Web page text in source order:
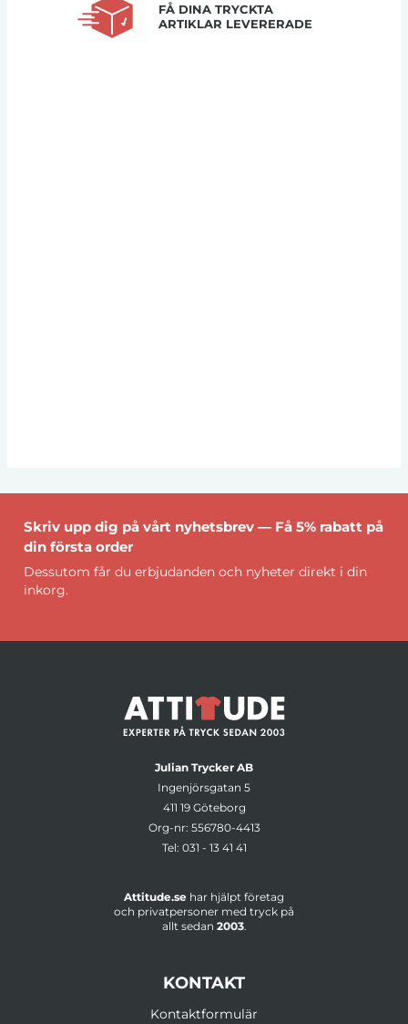
FÅ DINA TRYCKTA
ARTIKLAR LEVERERADE
Skriv upp dig på vårt nyhetsbrev — Få 5% rabatt på
din första order
Dessutom får du erbjudanden och nyheter direkt i din
inkorg.
Julian Trycker AB
Ingenjörsgatan 5
411 19 Göteborg
Org-nr: 556780-4413
Tel: 031 - 13 41 41
Attitude.se har hjälpt företag
och privatpersoner med tryck på
allt sedan 2003.
KONTAKT
Kontaktformulär